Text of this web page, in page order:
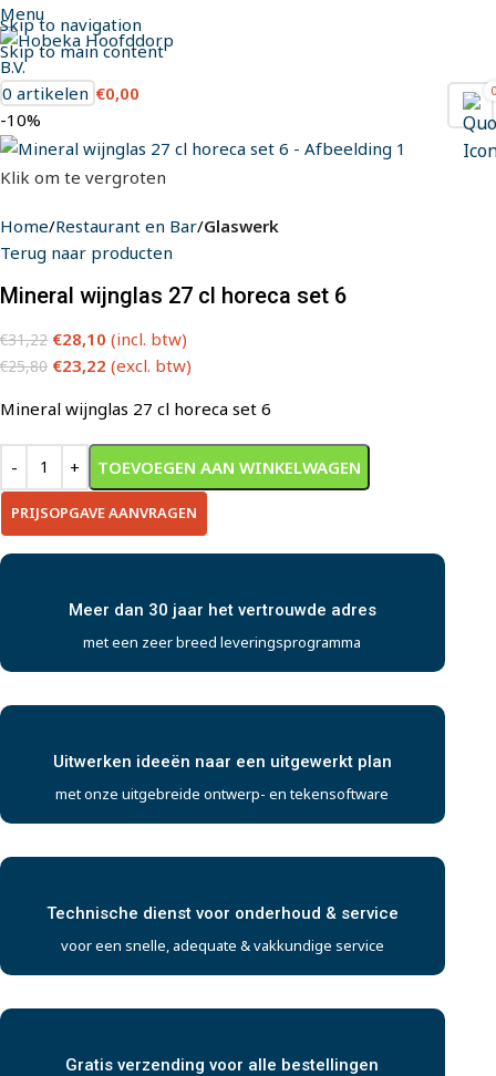
Skip to navigation
Skip to main content
Menu
0
0 artikelen €0,00
-10%
Klik om te vergroten
Home Restaurant en Bar Glaswerk
Terug naar producten
Mineral wijnglas 27 cl horeca set 6
€31,22 €28,10 (incl. btw)
€25,80 €23,22 (excl. btw)
Mineral wijnglas 27 cl horeca set 6
TOEVOEGEN AAN WINKELWAGEN
PRIJSOPGAVE AANVRAGEN
Meer dan 30 jaar het vertrouwde adres
met een zeer breed leveringsprogramma
Uitwerken ideeën naar een uitgewerkt plan
met onze uitgebreide ontwerp- en tekensoftware
Technische dienst voor onderhoud & service
voor een snelle, adequate & vakkundige service
Gratis verzending voor alle bestellingen